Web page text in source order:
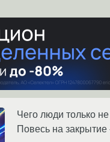
Чего люди только
Повесь на